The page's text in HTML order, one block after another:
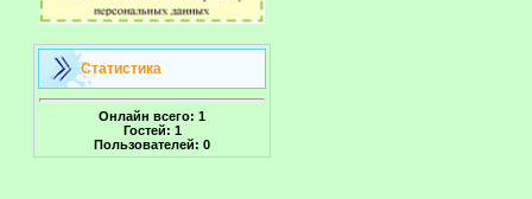
Статистика
Онлайн всего: 1
Гостей: 1
Пользователей: 0